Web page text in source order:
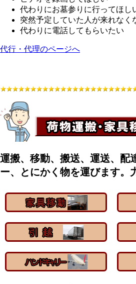
代わりにお墓参りに行ってほし
突然予定していた人が来れなく
代わりに電話してもらいたい
代行・代理のページへ
運搬、移動、搬送、運送、配
ー、とにかく物を運びます。